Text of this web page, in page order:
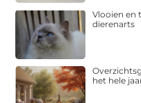
Vlooien en
dierenarts
het hele